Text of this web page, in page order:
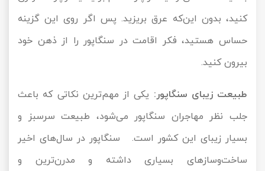
کنید، بدون این‌که عرق بریزید. پس اگر روی این گزینه
حساس هستید، فکر اقامت در سنگاپور را از ذهن خود
بیرون کنید.
طبیعت زیبای سنگاپور: یکی از مهم‌ترین نکاتی که باعث
جلب نظر مهاجران سنگاپور می‌شود، طبیعت سرسبز و
بسیار زیبای این کشور است. سنگاپور در سال‌های اخیر
ساخت‌وسازهای بسیاری داشته و مدرن‌ترین و